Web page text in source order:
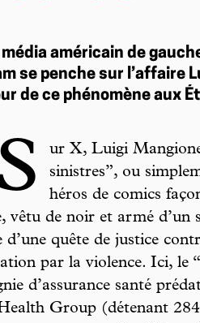
média américain de
se penche sur l’affaire
de ce phénomène aux
ur X, Luigi
sinistres”, ou
héros de comics
vêtu de noir et armé d’un
d’une quête de justice
par la violence. Ici, le
d’assurance santé
Group (détenant